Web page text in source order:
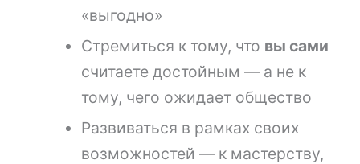
«выгодно»
Стремиться к тому, что вы сами
считаете достойным — а не к
тому, чего ожидает общество
Развиваться в рамках своих
возможностей — к мастерству,